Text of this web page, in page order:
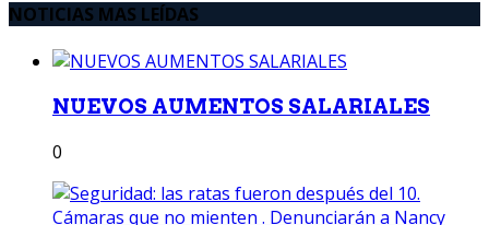
NOTICIAS MAS LEÍDAS
NUEVOS AUMENTOS SALARIALES
0